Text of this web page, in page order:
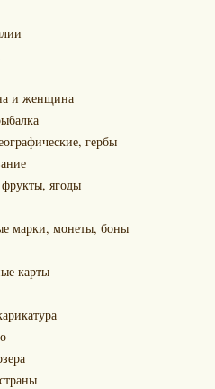
и женщина
гербы
ягоды
марки, монеты, боны
карты